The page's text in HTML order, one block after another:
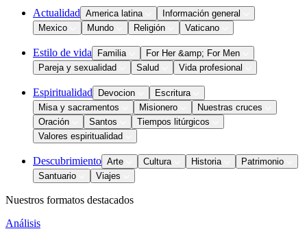
Actualidad America latina
Información general
Mexico
Mundo Religión Vaticano
Estilo de vida Familia
For Her &amp; For Men
Pareja y sexualidad
Salud Vida profesional
Espiritualidad Devocion
Escritura
Misa y sacramentos
Misionero
Nuestras cruces
Oración
Santos
Tiempos litúrgicos
Valores espiritualidad
Descubrimiento Arte Cultura Historia
Patrimonio
Santuario
Viajes
Nuestros formatos destacados
Análisis